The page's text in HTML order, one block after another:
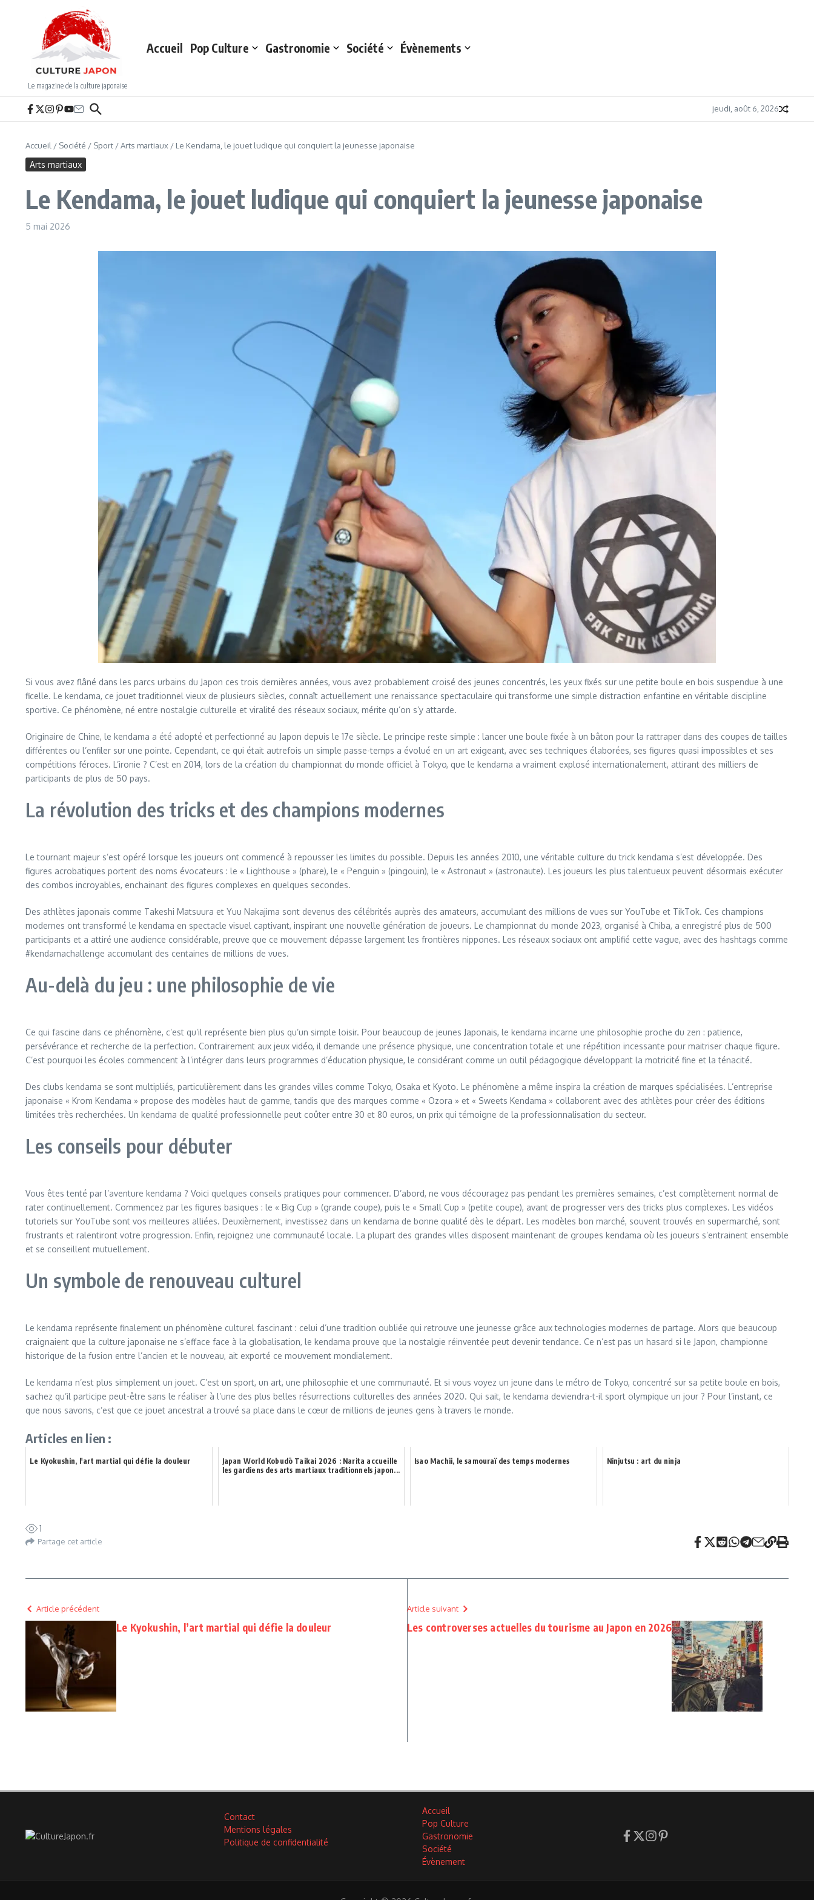
Le magazine de la culture japonaise
Accueil Pop Culture Gastronomie Société Évènements
jeudi, août 6, 2026
Accueil / Société / Sport /Arts martiaux / Le Kendama, le jouet ludique qui conquiert la jeunesse japonaise
Arts martiaux
Le Kendama, le jouet ludique qui conquiert la jeunesse japonaise
5 mai 2026
Si vous avez flâné dans les parcs urbains du Japon ces trois dernières années, vous avez probablement croisé des jeunes concentrés, les yeux fixés sur une petite boule en bois suspendue à une
ficelle. Le kendama, ce jouet traditionnel vieux de plusieurs siècles, connaît actuellement une renaissance spectaculaire qui transforme une simple distraction enfantine en véritable discipline
sportive. Ce phénomène, né entre nostalgie culturelle et viralité des réseaux sociaux, mérite qu’on s’y attarde.
Originaire de Chine, le kendama a été adopté et perfectionné au Japon depuis le 17e siècle. Le principe reste simple : lancer une boule fixée à un bâton pour la rattraper dans des coupes de tailles
différentes ou l’enfiler sur une pointe. Cependant, ce qui était autrefois un simple passe-temps a évolué en un art exigeant, avec ses techniques élaborées, ses figures quasi impossibles et ses
compétitions féroces. L’ironie ? C’est en 2014, lors de la création du championnat du monde officiel à Tokyo, que le kendama a vraiment explosé internationalement, attirant des milliers de
participants de plus de 50 pays.
La révolution des tricks et des champions modernes
Le tournant majeur s’est opéré lorsque les joueurs ont commencé à repousser les limites du possible. Depuis les années 2010, une véritable culture du trick kendama s’est développée. Des
figures acrobatiques portent des noms évocateurs : le « Lighthouse » (phare), le « Penguin » (pingouin), le « Astronaut » (astronaute). Les joueurs les plus talentueux peuvent désormais exécuter
des combos incroyables, enchainant des figures complexes en quelques secondes.
Des athlètes japonais comme Takeshi Matsuura et Yuu Nakajima sont devenus des célébrités auprès des amateurs, accumulant des millions de vues sur YouTube et TikTok. Ces champions
modernes ont transformé le kendama en spectacle visuel captivant, inspirant une nouvelle génération de joueurs. Le championnat du monde 2023, organisé à Chiba, a enregistré plus de 500
participants et a attiré une audience considérable, preuve que ce mouvement dépasse largement les frontières nippones. Les réseaux sociaux ont amplifié cette vague, avec des hashtags comme
#kendamachallenge accumulant des centaines de millions de vues.
Au-delà du jeu : une philosophie de vie
Ce qui fascine dans ce phénomène, c’est qu’il représente bien plus qu’un simple loisir. Pour beaucoup de jeunes Japonais, le kendama incarne une philosophie proche du zen : patience,
persévérance et recherche de la perfection. Contrairement aux jeux vidéo, il demande une présence physique, une concentration totale et une répétition incessante pour maitriser chaque figure.
C’est pourquoi les écoles commencent à l’intégrer dans leurs programmes d’éducation physique, le considérant comme un outil pédagogique développant la motricité fine et la ténacité.
Des clubs kendama se sont multipliés, particulièrement dans les grandes villes comme Tokyo, Osaka et Kyoto. Le phénomène a même inspira la création de marques spécialisées. L’entreprise
japonaise « Krom Kendama » propose des modèles haut de gamme, tandis que des marques comme « Ozora » et « Sweets Kendama » collaborent avec des athlètes pour créer des éditions
limitées très recherchées. Un kendama de qualité professionnelle peut coûter entre 30 et 80 euros, un prix qui témoigne de la professionnalisation du secteur.
Les conseils pour débuter
Vous êtes tenté par l’aventure kendama ? Voici quelques conseils pratiques pour commencer. D’abord, ne vous découragez pas pendant les premières semaines, c’est complètement normal de
rater continuellement. Commencez par les figures basiques : le « Big Cup » (grande coupe), puis le « Small Cup » (petite coupe), avant de progresser vers des tricks plus complexes. Les vidéos
tutoriels sur YouTube sont vos meilleures alliées. Deuxièmement, investissez dans un kendama de bonne qualité dès le départ. Les modèles bon marché, souvent trouvés en supermarché, sont
frustrants et ralentiront votre progression. Enfin, rejoignez une communauté locale. La plupart des grandes villes disposent maintenant de groupes kendama où les joueurs s’entrainent ensemble
et se conseillent mutuellement.
Un symbole de renouveau culturel
Le kendama représente finalement un phénomène culturel fascinant : celui d’une tradition oubliée qui retrouve une jeunesse grâce aux technologies modernes de partage. Alors que beaucoup
craignaient que la culture japonaise ne s’efface face à la globalisation, le kendama prouve que la nostalgie réinventée peut devenir tendance. Ce n’est pas un hasard si le Japon, championne
historique de la fusion entre l’ancien et le nouveau, ait exporté ce mouvement mondialement.
Le kendama n’est plus simplement un jouet. C’est un sport, un art, une philosophie et une communauté. Et si vous voyez un jeune dans le métro de Tokyo, concentré sur sa petite boule en bois,
sachez qu’il participe peut-être sans le réaliser à l’une des plus belles résurrections culturelles des années 2020. Qui sait, le kendama deviendra-t-il sport olympique un jour ? Pour l’instant, ce
que nous savons, c’est que ce jouet ancestral a trouvé sa place dans le cœur de millions de jeunes gens à travers le monde.
Articles en lien :
Le Kyokushin, l'art martial qui défie la douleur
Japan World Kobudō Taikai 2026 : Narita accueille
les gardiens des arts martiaux traditionnels japon...
Isao Machii, le samouraï des temps modernes Ninjutsu : art du ninja
1
Partage cet article
Article précédent
Le Kyokushin, l’art martial qui défie la douleur
Article suivant
Les controverses actuelles du tourisme au Japon en 2026
Contact
Mentions légales
Politique de confidentialité
Accueil
Pop Culture
Gastronomie
Société
Évènement